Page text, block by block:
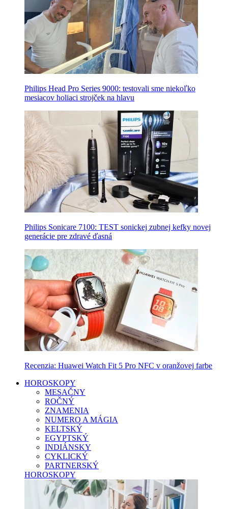
Philips Head Pro Series 9000: testovali sme niekoľko
mesiacov holiaci strojček na hlavu
Philips Sonicare 7100: TEST sonickej zubnej kefky novej
generácie pre zdravé ďasná
Recenzia: Huawei Watch Fit 5 Pro NFC v oranžovej farbe
HOROSKOPY
MESAČNY
ROČNÝ
ZNAMENIA
NUMERO A MÁGIA
KELTSKÝ
EGYPTSKÝ
INDIÁNSKY
CYKLICKÝ
PARTNERSKÝ
HOROSKOPY